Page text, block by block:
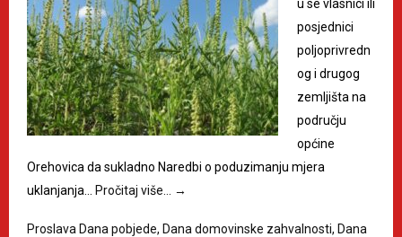
u se vlasnici ili
posjednici
poljoprivredn
og i drugog
zemljišta na
području
općine
Orehovica da sukladno Naredbi o poduzimanju mjera
uklanjanja…
Pročitaj više… →
Proslava Dana pobjede, Dana domovinske zahvalnosti, Dana